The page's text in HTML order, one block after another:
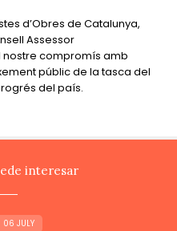
d’Obres de Catalunya,
Assessor
nostre compromís amb
públic de la tasca del
del país.
interesar
06 JULY